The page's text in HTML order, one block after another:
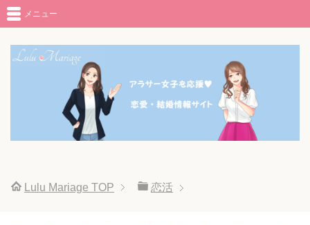
メニュー
Lulu Mariage TOP 恋活